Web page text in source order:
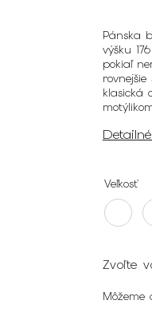
Pánska
výšku
pokiaľ
klasická
Veľkosť
Zvoľte
Môžeme